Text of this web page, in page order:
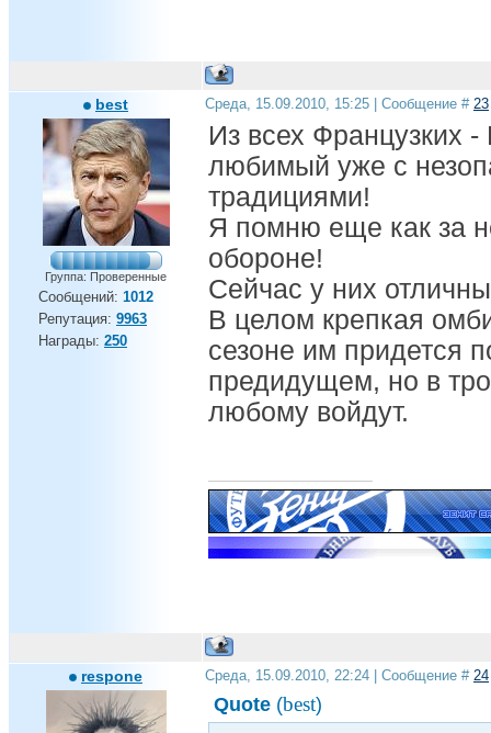
best
Группа: Проверенные
Сообщений: 1012
Репутация: 9963
Награды: 250
Среда, 15.09.2010, 15:25 | Сообщение # 23
Из всех Французких
любимый уже с
традициями!
Я помню еще как за
обороне!
Сейчас у них
В целом крепкая
сезоне им придется
предидущем, но в
любому войдут.
respone Среда, 15.09.2010, 22:24 | Сообщение # 24
Quote (best)